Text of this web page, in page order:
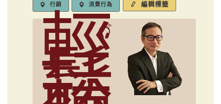
行銷 消費行為 編輯標籤
輕
鬆